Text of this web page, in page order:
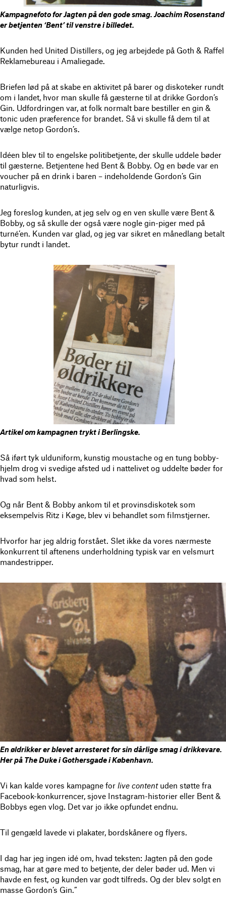
Kampagnefoto for Jagten på den gode smag. Joachim Rosenstand
er betjenten ‘Bent’ til venstre i billedet.
Kunden hed United Distillers, og jeg arbejdede på Goth & Raffel
Reklamebureau i Amaliegade.
Briefen lød på at skabe en aktivitet på barer og diskoteker rundt
om i landet, hvor man skulle få gæsterne til at drikke Gordon’s
Gin. Udfordringen var, at folk normalt bare bestiller en gin &
tonic uden præference for brandet. Så vi skulle få dem til at
vælge netop Gordon’s.
Idéen blev til to engelske politibetjente, der skulle uddele bøder
til gæsterne. Betjentene hed Bent & Bobby. Og en bøde var en
voucher på en drink i baren – indeholdende Gordon’s Gin
naturligvis.
Jeg foreslog kunden, at jeg selv og en ven skulle være Bent &
Bobby, og så skulle der også være nogle gin-piger med på
turné’en. Kunden var glad, og jeg var sikret en månedlang betalt
bytur rundt i landet.
Artikel om kampagnen trykt i Berlingske.
Så iført tyk ulduniform, kunstig moustache og en tung bobby-
hjelm drog vi svedige afsted ud i nattelivet og uddelte bøder for
hvad som helst.
Og når Bent & Bobby ankom til et provinsdiskotek som
eksempelvis Ritz i Køge, blev vi behandlet som filmstjerner.
Hvorfor har jeg aldrig forstået. Slet ikke da vores nærmeste
konkurrent til aftenens underholdning typisk var en velsmurt
mandestripper.
En øldrikker er blevet arresteret for sin dårlige smag i drikkevare.
Her på The Duke i Gothersgade i København.
Vi kan kalde vores kampagne for live contentuden støtte fra
Facebook-konkurrencer, sjove Instagram-historier eller Bent &
Bobbys egen vlog. Det var jo ikke opfundet endnu.
Til gengæld lavede vi plakater, bordskånere og flyers.
I dag har jeg ingen idé om, hvad teksten: Jagten på den gode
smag, har at gøre med to betjente, der deler bøder ud. Men vi
havde en fest, og kunden var godt tilfreds. Og der blev solgt en
masse Gordon’s Gin.”